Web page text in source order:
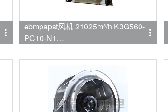
ebmpapst风机 21025m³/h K3G560-
PC10-N1